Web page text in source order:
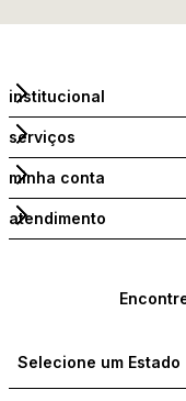
institucional
serviços
minha conta
atendimento